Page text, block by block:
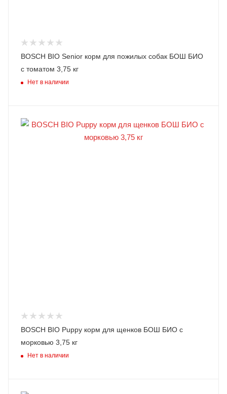
BOSCH BIO Senior корм для пожилых собак БОШ БИО
с томатом 3,75 кг
Нет в наличии
BOSCH BIO Puppy корм для щенков БОШ БИО с
морковью 3,75 кг
Нет в наличии